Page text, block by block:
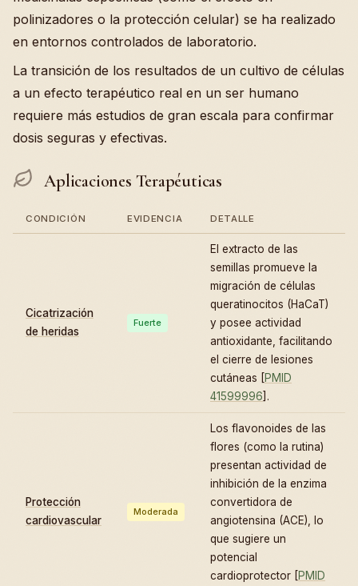
polinizadores o la protección celular) se ha realizado
en entornos controlados de laboratorio.
La transición de los resultados de un cultivo de células
a un efecto terapéutico real en un ser humano
requiere más estudios de gran escala para confirmar
dosis seguras y efectivas.
Aplicaciones Terapéuticas
CONDICIÓN EVIDENCIA DETALLE
Cicatrización
de heridas
Fuerte
El extracto de las
semillas promueve la
migración de células
queratinocitos (HaCaT)
y posee actividad
antioxidante, facilitando
el cierre de lesiones
cutáneas [PMID
41599996].
Protección
cardiovascular
Moderada
Los flavonoides de las
flores (como la rutina)
presentan actividad de
inhibición de la enzima
convertidora de
angiotensina (ACE), lo
que sugiere un
potencial
cardioprotector [PMID